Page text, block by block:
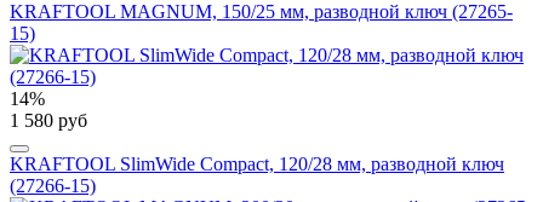
KRAFTOOL MAGNUM, 150/25 мм, разводной ключ (27265-
15)
14%
1 580 руб
KRAFTOOL SlimWide Compact, 120/28 мм, разводной ключ
(27266-15)